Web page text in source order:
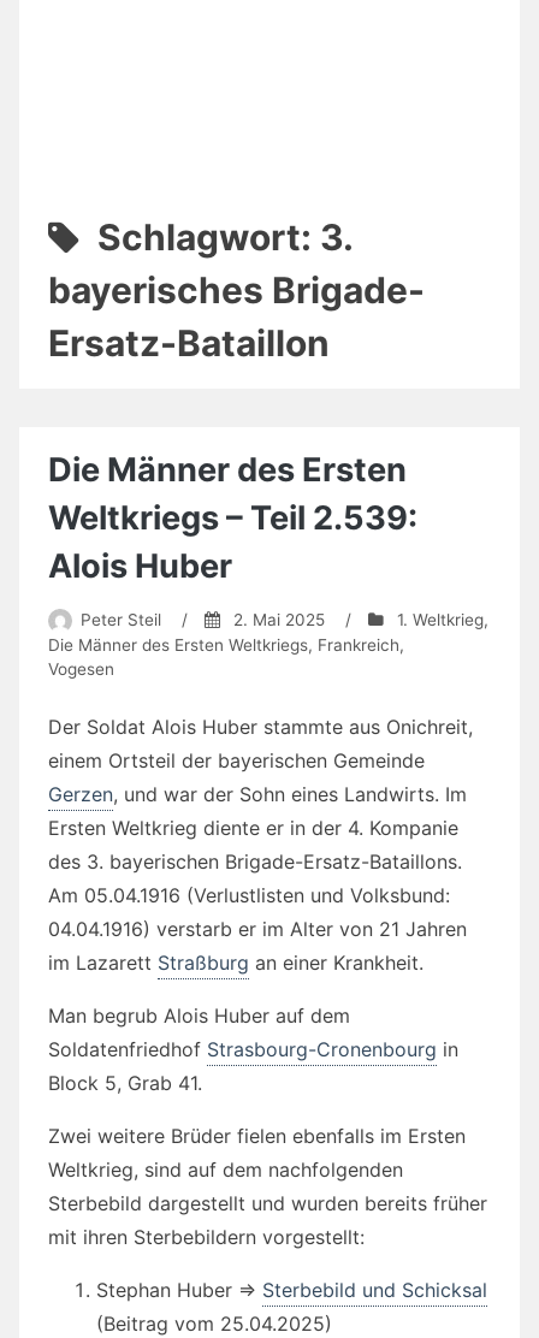
Schlagwort: 3.
bayerisches Brigade-
Ersatz-Bataillon
Die Männer des Ersten
Weltkriegs – Teil 2.539:
Alois Huber
Peter Steil / 2. Mai 2025 / 1. Weltkrieg,
Die Männer des Ersten Weltkriegs, Frankreich,
Vogesen
Der Soldat Alois Huber stammte aus Onichreit,
einem Ortsteil der bayerischen Gemeinde
Gerzen, und war der Sohn eines Landwirts. Im
Ersten Weltkrieg diente er in der 4. Kompanie
des 3. bayerischen Brigade-Ersatz-Bataillons.
Am 05.04.1916 (Verlustlisten und Volksbund:
04.04.1916) verstarb er im Alter von 21 Jahren
im Lazarett Straßburg an einer Krankheit.
Man begrub Alois Huber auf dem
Soldatenfriedhof Strasbourg-Cronenbourg in
Block 5, Grab 41.
Zwei weitere Brüder fielen ebenfalls im Ersten
Weltkrieg, sind auf dem nachfolgenden
Sterbebild dargestellt und wurden bereits früher
mit ihren Sterbebildern vorgestellt:
Stephan Huber ⇒ Sterbebild und Schicksal
(Beitrag vom 25.04.2025)